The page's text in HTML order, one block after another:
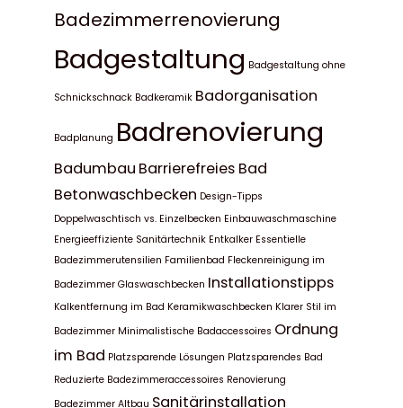
Badezimmerrenovierung
Badgestaltung Badgestaltung ohne
Schnickschnack Badkeramik Badorganisation
Badplanung Badrenovierung
Badumbau Barrierefreies Bad
Betonwaschbecken Design-Tipps
Doppelwaschtisch vs. Einzelbecken Einbauwaschmaschine
Energieeffiziente Sanitärtechnik Entkalker Essentielle
Badezimmerutensilien Familienbad Fleckenreinigung im
Badezimmer Glaswaschbecken Installationstipps
Kalkentfernung im Bad Keramikwaschbecken Klarer Stil im
Badezimmer Minimalistische Badaccessoires Ordnung
im Bad Platzsparende Lösungen Platzsparendes Bad
Reduzierte Badezimmeraccessoires Renovierung
Badezimmer Altbau Sanitärinstallation